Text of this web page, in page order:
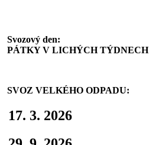
Svozový den:
PÁTKY V LICHÝCH TÝDNECH
SVOZ VELKÉHO ODPADU:
17. 3. 2026